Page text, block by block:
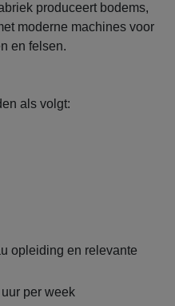
produceert bodems,
moderne machines voor
en felsen.
als volgt:
opleiding en relevante
per week